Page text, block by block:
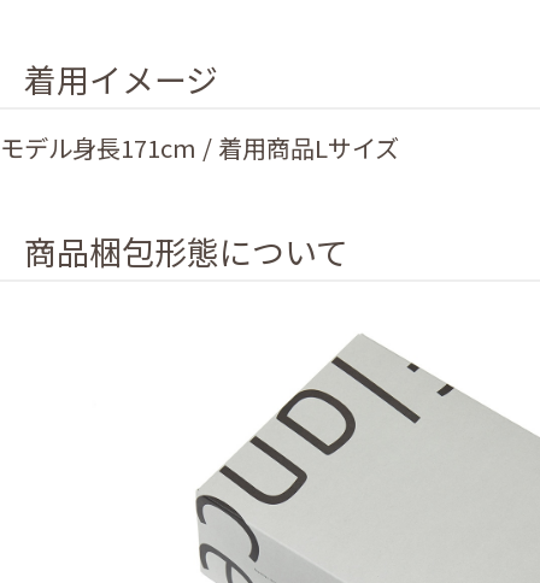
着用イメージ
モデル身長171cm / 着用商品Lサイズ
商品梱包形態について